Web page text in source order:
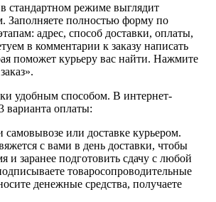
стандартном режиме выглядит
Заполняете полностью форму по
адрес, способ доставки, оплаты,
в комментарии к заказу написать
поможет курьеру вас найти. Нажмите
удобным способом. В интернет-
варианта оплаты:
или доставке курьером.
с вами в день доставки, чтобы
и заранее подготовить сдачу с любой
товаросопроводительные
денежные средства, получаете